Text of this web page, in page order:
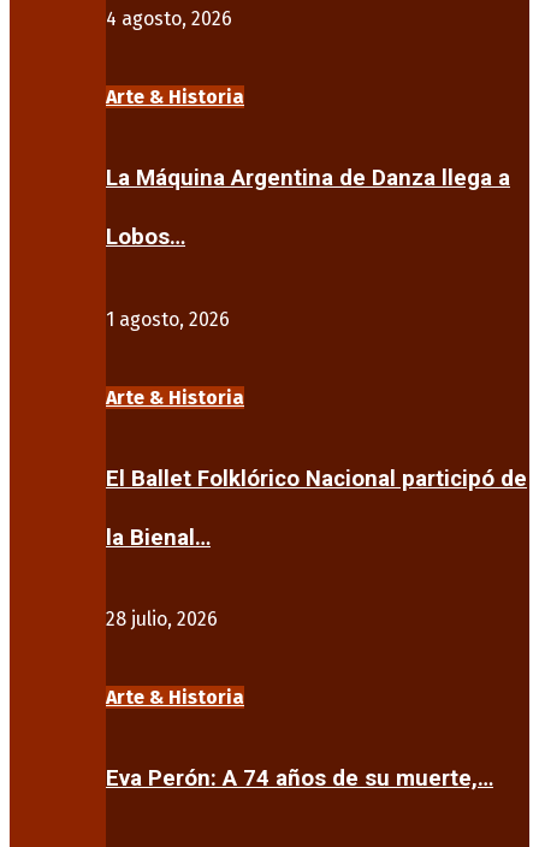
4 agosto, 2026
Arte & Historia
La Máquina Argentina de Danza llega a
Lobos…
1 agosto, 2026
Arte & Historia
El Ballet Folklórico Nacional participó de
la Bienal…
28 julio, 2026
Arte & Historia
Eva Perón: A 74 años de su muerte,…